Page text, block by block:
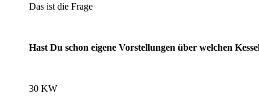
Das ist die Frage
Hast Du schon eigene Vorstellungen über welchen
30 KW